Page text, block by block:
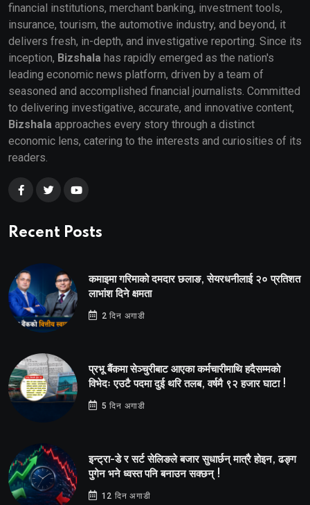
financial institutions, merchant banking, investment tools,
insurance, tourism, the automotive industry, and beyond, it
delivers fresh, in-depth, and investigative reporting. Since its
inception, Bizshala has rapidly emerged as the nation's
leading economic news platform, driven by a team of
seasoned and accomplished financial journalists. Committed
to delivering investigative, accurate, and innovative content,
Bizshala approaches every story through a distinct
economic lens, catering to the interests and curiosities of its
readers.
Recent Posts
कमाइमा गरिमाको दमदार छलाङ, सेयरधनीलाई २० प्रतिशत
लाभांश दिने क्षमता
2 दिन अगाडी
प्रभू बैंकमा सेञ्चुरीबाट आएका कर्मचारीमाथि हदैसम्मको
विभेदः एउटै पदमा दुई थरि तलब, वर्षमै ९२ हजार घाटा !
5 दिन अगाडी
इन्ट्रा-डे र सर्ट सेलिङले बजार सुधार्छन् मात्रै होइन, ढङ्ग
पुगेन भने ध्वस्त पनि बनाउन सक्छन् !
12 दिन अगाडी